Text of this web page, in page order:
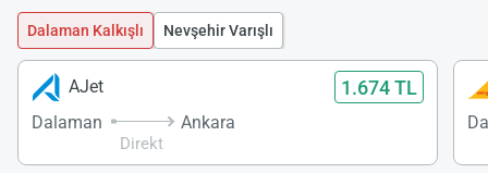
Dalaman Kalkışlı Nevşehir Varışlı
AJet 1.674 TL
Dalaman
Direkt
Ankara